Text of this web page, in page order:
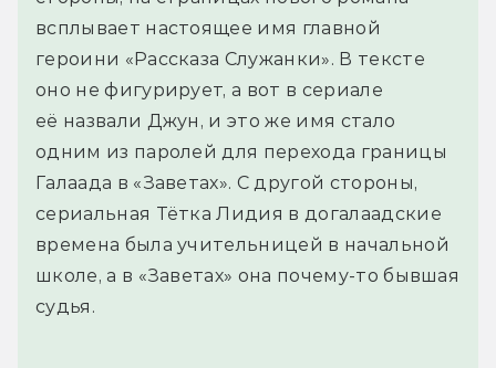
всплывает настоящее имя главной
героини «Рассказа Служанки». В тексте
оно не фигурирует, а вот в сериале
её назвали Джун, и это же имя стало
одним из паролей для перехода границы
Галаада в «Заветах». С другой стороны,
сериальная Тётка Лидия в догалаадские
времена была учительницей в начальной
школе, а в «Заветах» она почему-то бывшая
судья.